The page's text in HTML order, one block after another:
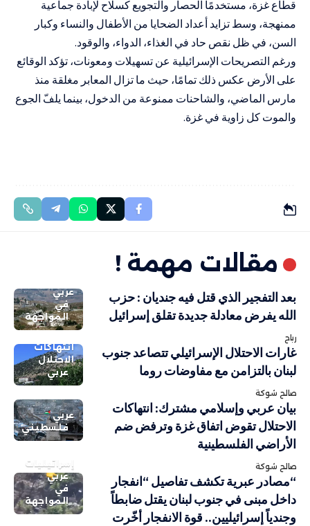
قطاع غزة، مستخدمًا الحصار والتجويع كسلاح لإبادة جماعية
ممنهجة، وسط تزايد أعداد الضحايا من الأطفال والنساء وكبار
السن، في ظل نقص حاد في الغذاء، الدواء، والوقود.
ورغم التصريحات الإسرائيلية عن تسهيلات ومعونات، تؤكد الوقائع
على الأرض عكس ذلك تمامًا، حيث ما تزال المعابر مغلقة منذ
مارس الماضي، والشاحنات ممنوعة من الدخول، بينما يلفّ الجوع
والموت كل زاوية في غزة.
مقالات مهمة !
عربي
في
المواجهة
بعد التفجير الذي قتل فيه جنديان : حزب
الله يفرض معادلة جديدة تقلق إسرائيل
رباح
انتهاكات
الاحتلال
عربي
غارات الاحتلال الإسرائيلي تتصاعد جنوب
لبنان بالتزامن مع مفاوضات روما
صالح شوكة
عربي
فلسطيني
بيان عربي وإسلامي مشترك: انتهاكات
الاحتلال تقوض اتفاق غزة وترفض ضم
الأراضي الفلسطينية
صالح شوكة
إسرائيليات
عربي
في
المواجهة
“مصادر عبرية تكشف تفاصيل “انفجار
داخل مبنى في جنوب لبنان يقتل ضابطاً
وجندياً إسرائيليين.. قوة الانفجار أخّرت